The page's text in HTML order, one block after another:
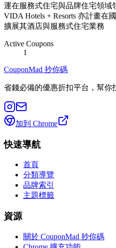
運在服務式住宅與品牌住宅領域領
VIDA Hotels + Resorts 亦計畫在
擴展其酒店與服務式住宅業務
Active Coupons
1
CouponMad 抄你碼
省錢必備的優惠折扣平台，幫你
加到 Chrome
快速導航
首頁
分類導覽
品牌索引
主題標籤
資源
關於 CouponMad 抄你碼